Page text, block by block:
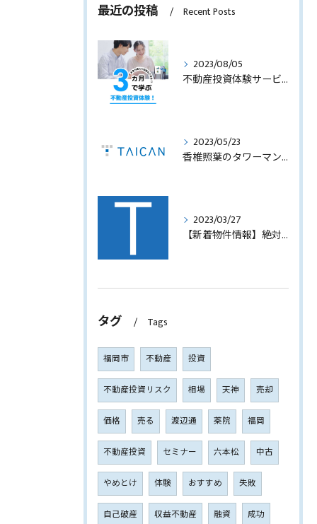
最近の投稿 Recent Posts
2023/08/05
不動産投資体験サービスのサービス内容を見直します！
2023/05/23
香椎照葉のタワーマンション！高利回りオーナーチェンジ販売します！
2023/03/27
【新着物件情報】絶対に手に入れたい福岡市西中洲の収益テナントビル
タグ Tags
福岡市 不動産 投資
不動産投資リスク 相場 天神 売却
価格 売る 渡辺通 薬院 福岡
不動産投資 セミナー 六本松 中古
やめとけ 体験 おすすめ 失敗
自己破産 収益不動産 融資 成功